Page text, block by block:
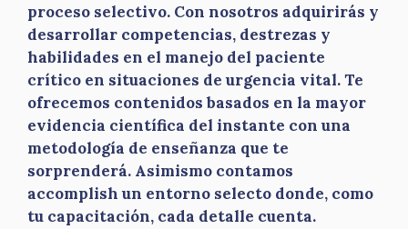
proceso selectivo. Con nosotros adquirirás y
desarrollar competencias, destrezas y
habilidades en el manejo del paciente
crítico en situaciones de urgencia vital. Te
ofrecemos contenidos basados en la mayor
evidencia científica del instante con una
metodología de enseñanza que te
sorprenderá. Asimismo contamos
accomplish un entorno selecto donde, como
tu capacitación, cada detalle cuenta.